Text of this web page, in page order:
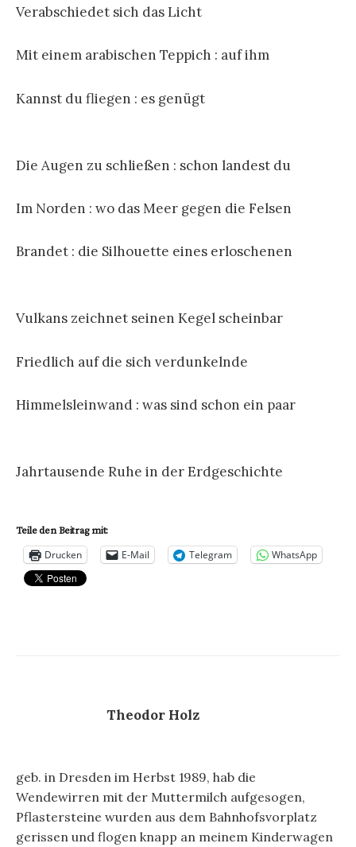
Verabschiedet sich das Licht
Mit einem arabischen Teppich : auf ihm
Kannst du fliegen : es genügt
Die Augen zu schließen : schon landest du
Im Norden : wo das Meer gegen die Felsen
Brandet : die Silhouette eines erloschenen
Vulkans zeichnet seinen Kegel scheinbar
Friedlich auf die sich verdunkelnde
Himmelsleinwand : was sind schon ein paar
Jahrtausende Ruhe in der Erdgeschichte
Teile den Beitrag mit:
Drucken E-Mail Telegram WhatsApp
Theodor Holz
geb. in Dresden im Herbst 1989, hab die
Wendewirren mit der Muttermilch aufgesogen,
Pflastersteine wurden aus dem Bahnhofsvorplatz
gerissen und flogen knapp an meinem Kinderwagen